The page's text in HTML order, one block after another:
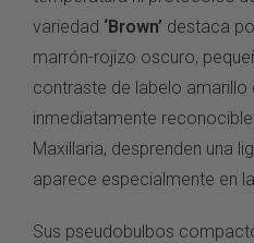
variedad ‘Brown’ destaca
marrón-rojizo oscuro,
contraste de labelo amarillo
inmediatamente
Maxillaria, desprenden una
aparece especialmente en
Sus pseudobulbos